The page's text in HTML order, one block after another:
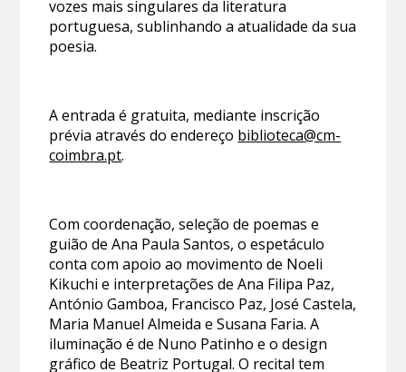
vozes mais singulares da literatura
portuguesa, sublinhando a atualidade da sua
poesia.
A entrada é gratuita, mediante inscrição
prévia através do endereço biblioteca@cm-
coimbra.pt.
Com coordenação, seleção de poemas e
guião de Ana Paula Santos, o espetáculo
conta com apoio ao movimento de Noeli
Kikuchi e interpretações de Ana Filipa Paz,
António Gamboa, Francisco Paz, José Castela,
Maria Manuel Almeida e Susana Faria. A
iluminação é de Nuno Patinho e o design
gráfico de Beatriz Portugal. O recital tem